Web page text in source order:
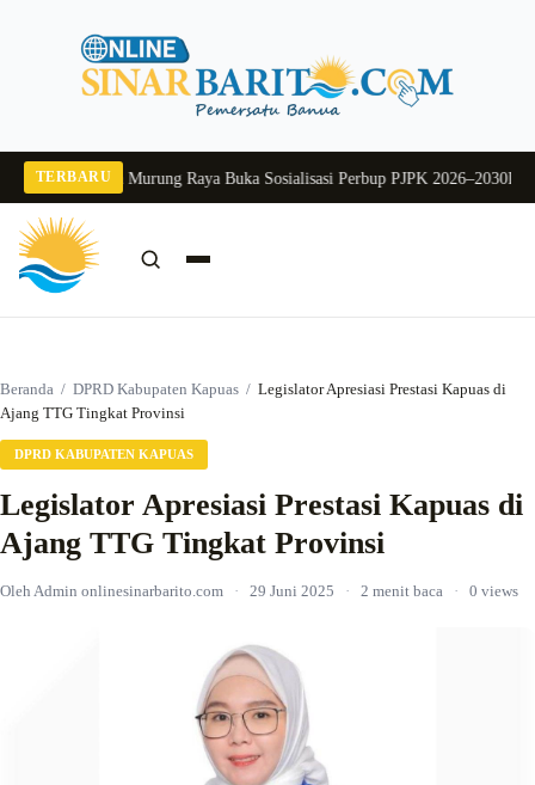
TERBARU
Pj Sekda Murung Raya Buka Sosialisasi Perbup PJPK 2026–2030Dukung
Beranda / DPRD Kabupaten Kapuas / Legislator Apresiasi Prestasi Kapuas di
Ajang TTG Tingkat Provinsi
DPRD KABUPATEN KAPUAS
Legislator Apresiasi Prestasi Kapuas di
Ajang TTG Tingkat Provinsi
Oleh Admin onlinesinarbarito.com · 29 Juni 2025 · 2 menit baca · 0 views